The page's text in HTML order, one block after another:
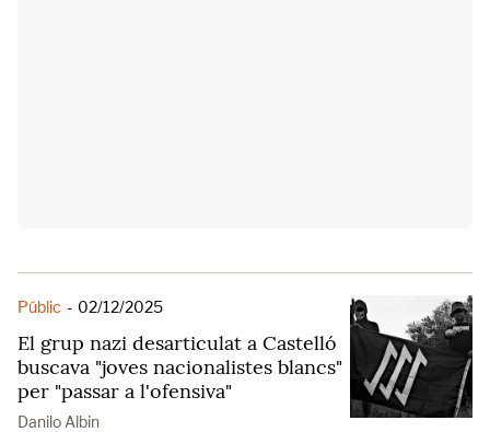
Públic - 02/12/2025
El grup nazi desarticulat a Castelló
buscava "joves nacionalistes blancs"
per "passar a l'ofensiva"
Danilo Albin